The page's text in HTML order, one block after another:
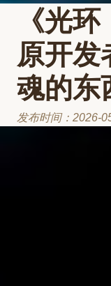
《光
原开发
魂的东
发布时间：2026-